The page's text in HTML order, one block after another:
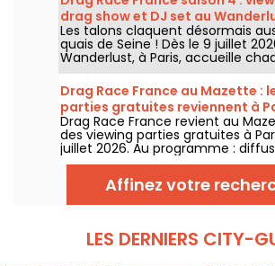
projection de l’épisode,
quiz, invités et surprises.
drag show et DJ set au
Les talons claquent désormais
quais de Seine ! Dès le 9 juillet
Wanderlust, à Paris, accueille
semaine une viewing party de
France saison 4, avec projection
épisodes, drag shows et DJ sets
bout de la nuit.
Drag Race France au Mazette :
parties gratuites reviennent à
Drag Race France revient au
des viewing parties gratuites à
juillet 2026. Au programme :
écran géant, shows drag,
direct, guests queer et ambiance
chaque jeudi.Affinez votre
LES DERNIERS CITY-